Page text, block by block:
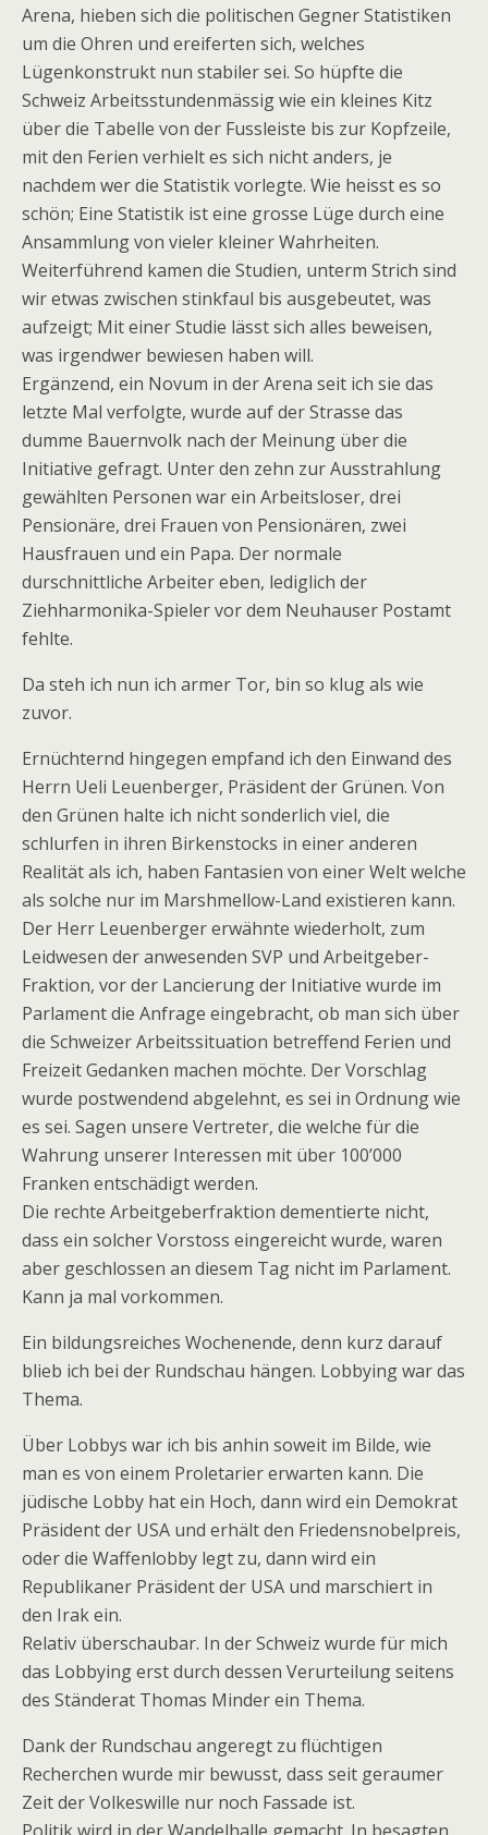
Arena, hieben sich die politischen Gegner Statistiken
um die Ohren und ereiferten sich, welches
Lügenkonstrukt nun stabiler sei. So hüpfte die
Schweiz Arbeitsstundenmässig wie ein kleines Kitz
über die Tabelle von der Fussleiste bis zur Kopfzeile,
mit den Ferien verhielt es sich nicht anders, je
nachdem wer die Statistik vorlegte. Wie heisst es so
schön; Eine Statistik ist eine grosse Lüge durch eine
Ansammlung von vieler kleiner Wahrheiten.
Weiterführend kamen die Studien, unterm Strich sind
wir etwas zwischen stinkfaul bis ausgebeutet, was
aufzeigt; Mit einer Studie lässt sich alles beweisen,
was irgendwer bewiesen haben will.
Ergänzend, ein Novum in der Arena seit ich sie das
letzte Mal verfolgte, wurde auf der Strasse das
dumme Bauernvolk nach der Meinung über die
Initiative gefragt. Unter den zehn zur Ausstrahlung
gewählten Personen war ein Arbeitsloser, drei
Pensionäre, drei Frauen von Pensionären, zwei
Hausfrauen und ein Papa. Der normale
durschnittliche Arbeiter eben, lediglich der
Ziehharmonika-Spieler vor dem Neuhauser Postamt
fehlte.
Da steh ich nun ich armer Tor, bin so klug als wie
zuvor.
Ernüchternd hingegen empfand ich den Einwand des
Herrn Ueli Leuenberger, Präsident der Grünen. Von
den Grünen halte ich nicht sonderlich viel, die
schlurfen in ihren Birkenstocks in einer anderen
Realität als ich, haben Fantasien von einer Welt welche
als solche nur im Marshmellow-Land existieren kann.
Der Herr Leuenberger erwähnte wiederholt, zum
Leidwesen der anwesenden SVP und Arbeitgeber-
Fraktion, vor der Lancierung der Initiative wurde im
Parlament die Anfrage eingebracht, ob man sich über
die Schweizer Arbeitssituation betreffend Ferien und
Freizeit Gedanken machen möchte. Der Vorschlag
wurde postwendend abgelehnt, es sei in Ordnung wie
es sei. Sagen unsere Vertreter, die welche für die
Wahrung unserer Interessen mit über 100’000
Franken entschädigt werden.
Die rechte Arbeitgeberfraktion dementierte nicht,
dass ein solcher Vorstoss eingereicht wurde, waren
aber geschlossen an diesem Tag nicht im Parlament.
Kann ja mal vorkommen.
Ein bildungsreiches Wochenende, denn kurz darauf
blieb ich bei der Rundschau hängen. Lobbying war das
Thema.
Über Lobbys war ich bis anhin soweit im Bilde, wie
man es von einem Proletarier erwarten kann. Die
jüdische Lobby hat ein Hoch, dann wird ein Demokrat
Präsident der USA und erhält den Friedensnobelpreis,
oder die Waffenlobby legt zu, dann wird ein
Republikaner Präsident der USA und marschiert in
den Irak ein.
Relativ überschaubar. In der Schweiz wurde für mich
das Lobbying erst durch dessen Verurteilung seitens
des Ständerat Thomas Minder ein Thema.
Dank der Rundschau angeregt zu flüchtigen
Recherchen wurde mir bewusst, dass seit geraumer
Zeit der Volkeswille nur noch Fassade ist.